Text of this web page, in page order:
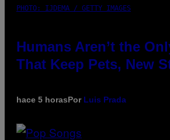
PHOTO: IJDEMA / GETTY IMAGES
Humans Aren’t the
That Keep Pets, New
hace 5 horasPor Luis Prada